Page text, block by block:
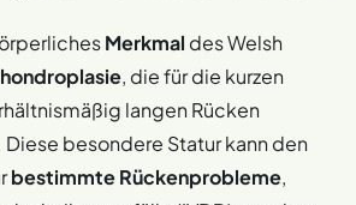
Merkmal des Welsh
, die für die kurzen
langen Rücken
besondere Statur kann den
bestimmte Rückenprobleme,